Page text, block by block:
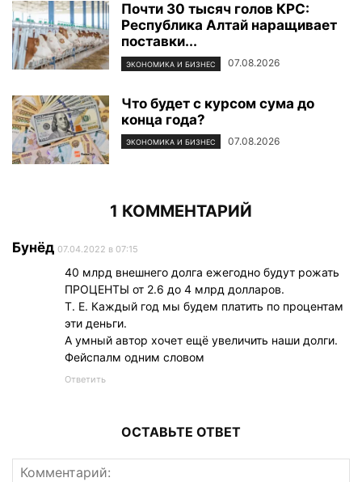
Почти 30 тысяч голов КРС:
Республика Алтай наращивает
поставки...
ЭКОНОМИКА И БИЗНЕС 07.08.2026
Что будет с курсом сума до
конца года?
ЭКОНОМИКА И БИЗНЕС 07.08.2026
1 КОММЕНТАРИЙ
Бунёд 07.04.2022 в 07:15
40 млрд внешнего долга ежегодно будут рожать
ПРОЦЕНТЫ от 2.6 до 4 млрд долларов.
Т. Е. Каждый год мы будем платить по процентам
эти деньги.
А умный автор хочет ещё увеличить наши долги.
Фейспалм одним словом
Ответить
ОСТАВЬТЕ ОТВЕТ